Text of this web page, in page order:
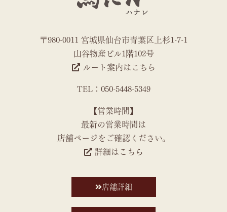
〒980-0011 宮城県仙台市青葉区上杉1-7-1
山谷物産ビル1階102号
ルート案内はこちら
TEL：050-5448-5349
【営業時間】
最新の営業時間は
店舗ページをご確認ください。
詳細はこちら
店舗詳細